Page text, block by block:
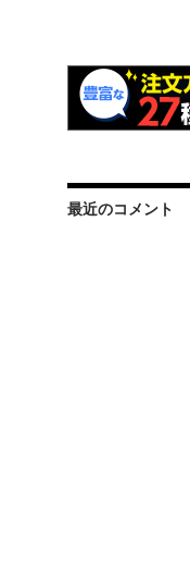
最近のコメント